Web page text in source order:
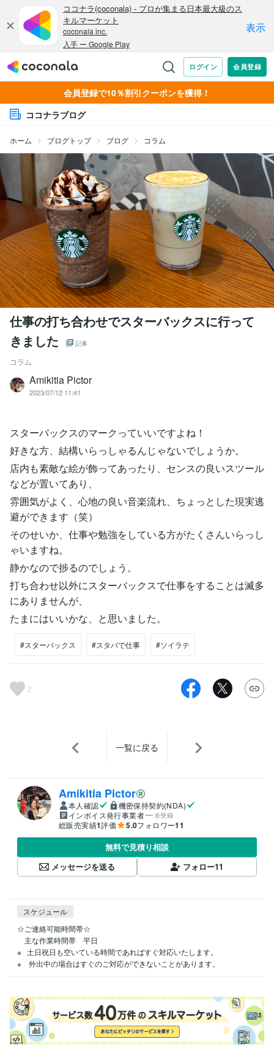
会員登録で10％割引クーポンを獲得！
ココナラブログ
ホーム ブログトップ ブログ コラム
仕事の打ち合わせでスターバックスに行って
きました
記事
コラム
Amikitia Pictor
2023/07/12 11:41
スターバックスのマークっていいですよね！
好きな方、結構いらっしゃるんじゃないでしょうか。
店内も素敵な絵が飾ってあったり、センスの良いスツール
などが置いてあり、
雰囲気がよく、心地の良い音楽流れ、ちょっとした現実逃
避ができます（笑）
そのせいか、仕事や勉強をしている方がたくさんいらっし
ゃいますね。
静かなので捗るのでしょう。
打ち合わせ以外にスターバックスで仕事をすることは滅多
にありませんが、
たまにはいいかな、と思いました。
#スターバックス #スタバで仕事 #ソイラテ
2
一覧に戻る
Amikitia Pictor
本人確認
機密保持契約(NDA)
インボイス発行事業者
未登録
総販売実績1評価 5.0フォロワー11
無料で見積り相談
メッセージを送る
フォロー11
スケジュール
☆ご連絡可能時間帯☆
主な作業時間帯　平日
※   土日祝日も空いている時間であればすぐ対応いたします。
※　外出中の場合はすぐのご対応ができないことがあります。